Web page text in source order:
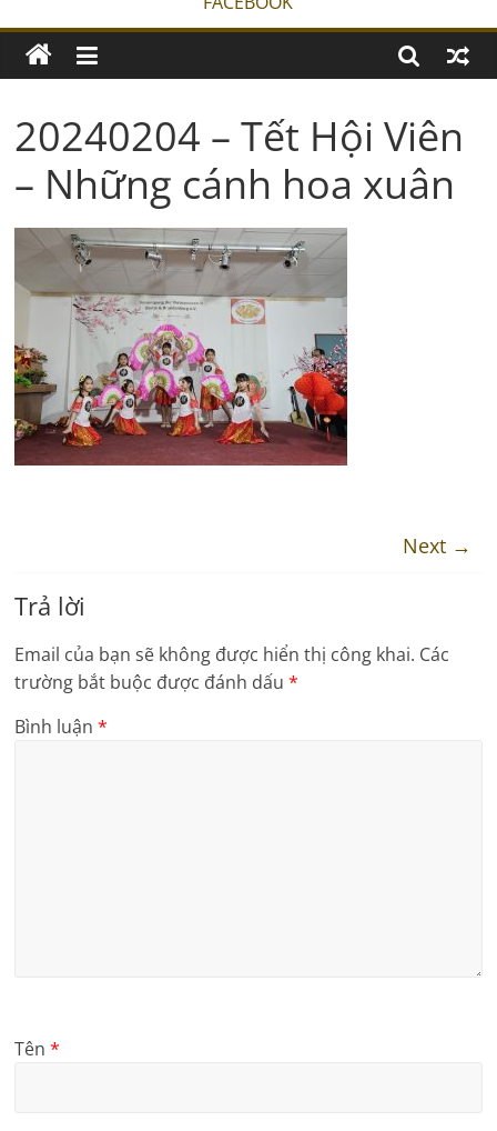
20240204 – Tết Hội Viên
– Những cánh hoa xuân
Next →
Trả lời
Email của bạn sẽ không được hiển thị công khai. Các
trường bắt buộc được đánh dấu*
Bình luận*
Tên*